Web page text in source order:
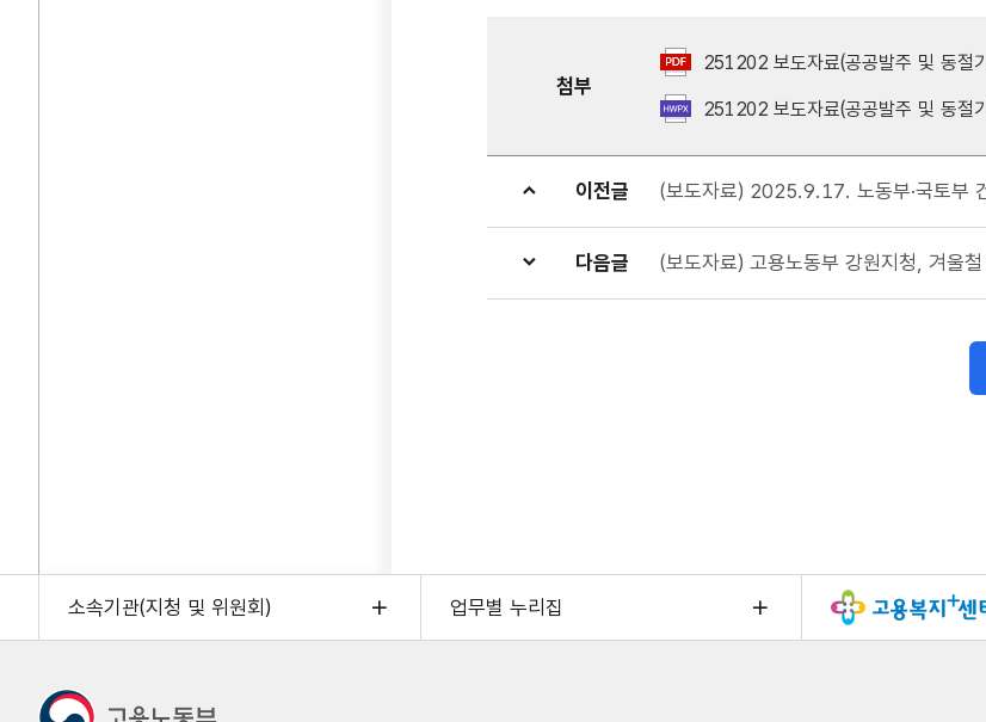
첨부
251202 보도자료(공공발주 및 동절
251202 보도자료(공공발주 및 동절
이전글 (보도자료) 2025.9.17. 노동부·국토부
다음글 (보도자료) 고용노동부 강원지청, 겨울
소속기관(지청 및 위원회) 업무별 누리집